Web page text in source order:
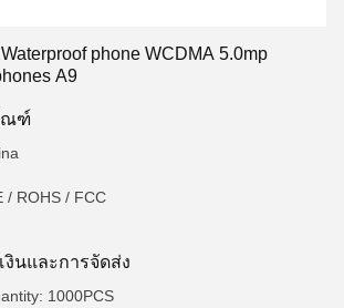
phone WCDMA 5.0mp
A9
ณฑ์
/ ROHS / FCC
งินและการจัดส่ง
1000PCS